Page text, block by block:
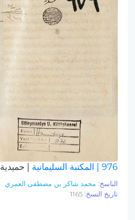
976 | المكتبة السليمانية | حميدية
الناسخ: محمد شاكر بن مصطفى العمري
تاريخ النسخ: